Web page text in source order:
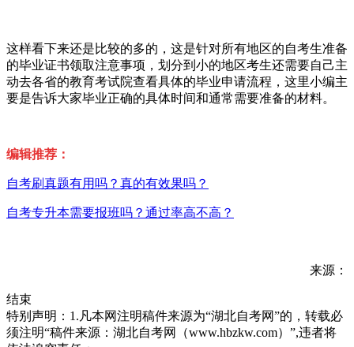
这样看下来还是比较的多的，这是针对所有地区的自考生准备
的毕业证书领取注意事项，划分到小的地区考生还需要自己主
动去各省的教育考试院查看具体的毕业申请流程，这里小编主
要是告诉大家毕业正确的具体时间和通常需要准备的材料。
编辑推荐：
自考刷真题有用吗？真的有效果吗？
自考专升本需要报班吗？通过率高不高？
来源：
结束
特别声明：1.凡本网注明稿件来源为“湖北自考网”的，转载必
须注明“稿件来源：湖北自考网（www.hbzkw.com）”,违者将